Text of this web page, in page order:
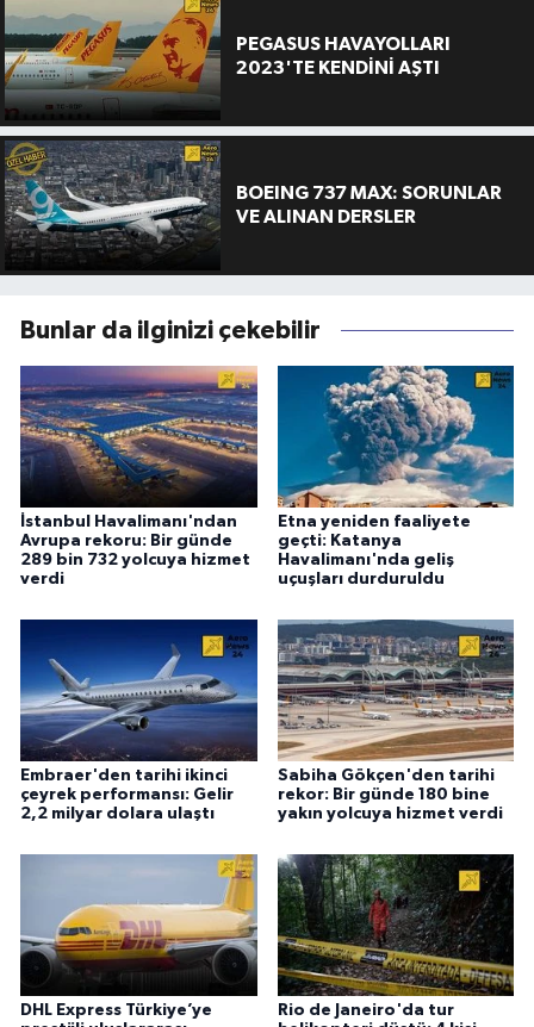
PEGASUS HAVAYOLLARI
2023'TE KENDİNİ AŞTI
BOEING 737 MAX: SORUNLAR
VE ALINAN DERSLER
Bunlar da ilginizi çekebilir
İstanbul Havalimanı'ndan
Avrupa rekoru: Bir günde
289 bin 732 yolcuya hizmet
verdi
Etna yeniden faaliyete
geçti: Katanya
Havalimanı'nda geliş
uçuşları durduruldu
Embraer'den tarihi ikinci
çeyrek performansı: Gelir
2,2 milyar dolara ulaştı
Sabiha Gökçen'den tarihi
rekor: Bir günde 180 bine
yakın yolcuya hizmet verdi
DHL Express Türkiye’ye
Rio de Janeiro'da tur